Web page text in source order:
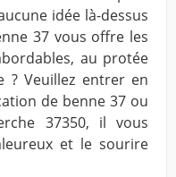
idée là-dessus
37 vous offre les
au protée
? Veuillez entrer en
de benne 37 ou
37350, il vous
et le sourire